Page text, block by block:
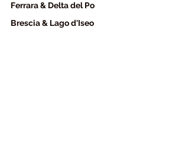
Ferrara & Delta del Po
Brescia & Lago d'Iseo